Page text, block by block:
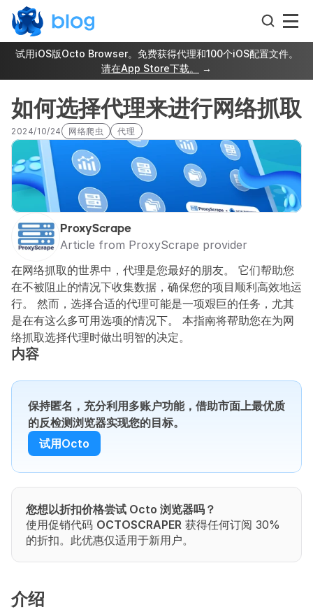
试用iOS版Octo Browser。免费获得代理和100个iOS配置文件。
请在App Store下载。
→
如何选择代理来进行网络抓取
2024/10/24 网络爬虫 代理
ProxyScrape
Article from ProxyScrape provider
在网络抓取的世界中，代理是您最好的朋友。 它们帮助您
在不被阻止的情况下收集数据，确保您的项目顺利高效地运
行。 然而，选择合适的代理可能是一项艰巨的任务，尤其
是在有这么多可用选项的情况下。 本指南将帮助您在为网
络抓取选择代理时做出明智的决定。
内容
保持匿名，充分利用多账户功能，借助市面上最优质
的反检测浏览器实现您的目标。
试用Octo
您想以折扣价格尝试 Octo 浏览器吗？
使用促销代码 OCTOSCRAPER 获得任何订阅 30%
的折扣。此优惠仅适用于新用户。
介绍